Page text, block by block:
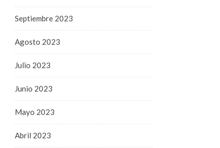
Septiembre 2023
Agosto 2023
Julio 2023
Junio 2023
Mayo 2023
Abril 2023